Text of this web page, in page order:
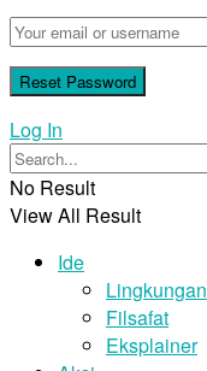
Log In
No Result
View All Result
Ide
Lingkungan
Filsafat
Eksplainer